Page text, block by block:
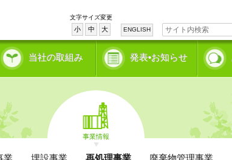
文字サイズ変更
小 中 大 ENGLISH
当社の取組み 発表•お知らせ
事業情報
業 埋設事業 再処理事業 廃棄物管理事業